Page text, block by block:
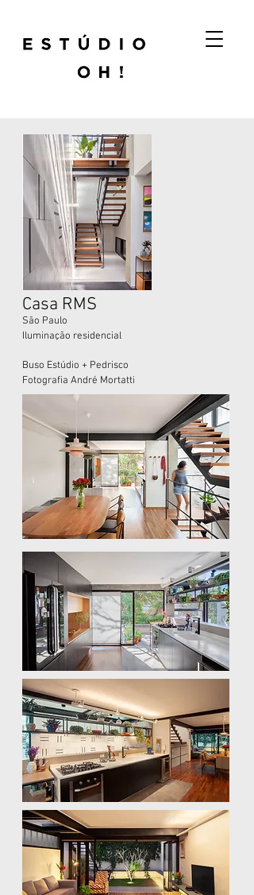
Casa RMS
São Paulo
Iluminação residencial
Buso Estúdio + Pedrisco
Fotografia André Mortatti